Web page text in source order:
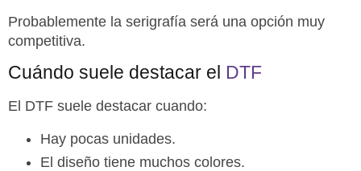
Probablemente la serigrafía será una opción muy
competitiva.
Cuándo suele destacar el DTF
El DTF suele destacar cuando:
Hay pocas unidades.
El diseño tiene muchos colores.